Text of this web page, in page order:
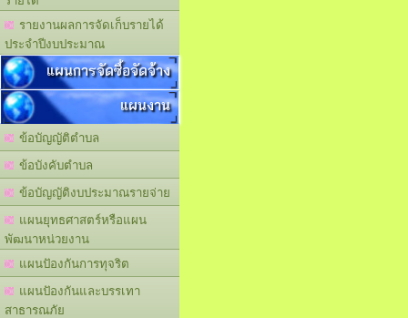
รายงานผลการจัดเก็บรายได้
ประจำปีงบประมาณ
แผนการจัดซื้อจัดจ้าง
แผนงาน
ข้อบัญญัติตำบล
ข้อบังคับตำบล
ข้อบัญญัติงบประมาณรายจ่าย
แผนยุทธศาสตร์หรือแผน
พัฒนาหน่วยงาน
แผนปัองกันการทุจริต
แผนปัองกันและบรรเทา
สาธารณภัย